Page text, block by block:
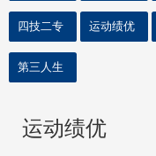
四技二专 运动绩优
第三人生
运动绩优